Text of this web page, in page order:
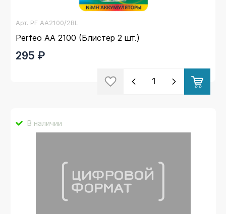
Арт. PF AA2100/2BL
Perfeo AA 2100 (Блистер 2 шт.)
295 ₽
В наличии